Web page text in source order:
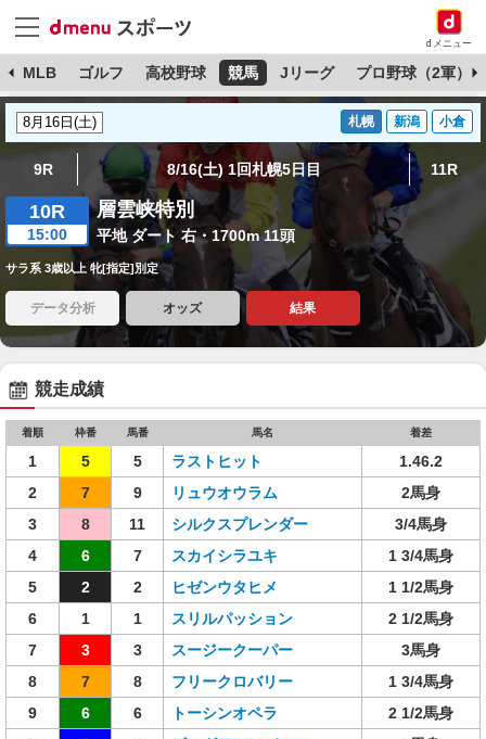
dメニュー
MLB ゴルフ 高校野球 競馬 Jリーグ プロ野球（2軍）
札幌 新潟 小倉
9R 8/16(土) 1回札幌5日目 11R
10R
15:00
層雲峡特別
平地 ダート 右・1700m 11頭
サラ系 3歳以上 牝[指定]別定
データ分析 オッズ 結果
競走成績
着順 枠番 馬番 馬名 着差
1 5 5 ラストヒット
1.46.2
2
7 9 リュウオウラム
2馬身
3
8 11 シルクスプレンダー
3/4馬身
4
6 7 スカイシラユキ
1 3/4馬身
5
2 2 ヒゼンウタヒメ
1 1/2馬身
6
1 1 スリルパッション
2 1/2馬身
7
3 3 スージークーパー
3馬身
8
7 8 フリークロバリー
1 3/4馬身
9
6 6 トーシンオペラ
2 1/2馬身